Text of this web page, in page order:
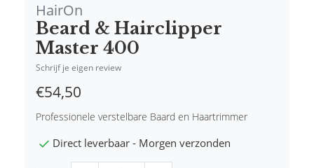
HairOn
Beard & Hairclipper
Master 400
Schrijf je eigen review
€54,50
Professionele verstelbare Baard en Haartrimmer
Direct leverbaar - Morgen verzonden